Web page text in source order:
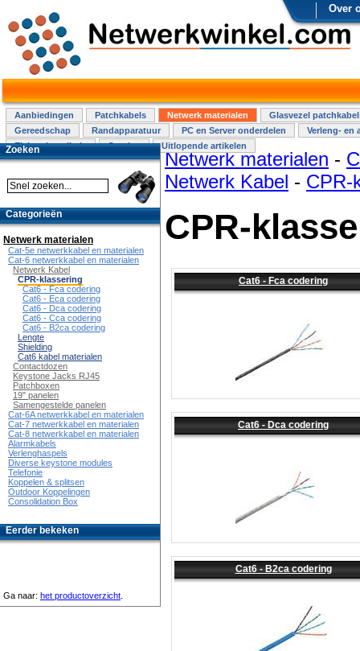
Over
Aanbiedingen Patchkabels Netwerk materialen
Glasvezel
Gereedschap
Randapparatuur PC en Server onderdelen
Verleng- en
Elektra installatie
Overige Uitlopende artikelen
Netwerk materialen -
Netwerk Kabel - CPR-
CPR-
Cat6 - Fca codering
Cat6 - Dca codering
Cat6 - B2ca codering
Zoeken
Categorieën
Netwerk materialen
Cat-5e netwerkkabel en materialen
Cat-6 netwerkkabel en materialen
Netwerk Kabel
CPR-klassering
Cat6 - Fca codering
Cat6 - Eca codering
Cat6 - Dca codering
Cat6 - Cca codering
Cat6 - B2ca codering
Lengte
Shielding
Cat6 kabel materialen
Contactdozen
Keystone Jacks RJ45
Patchboxen
19" panelen
Samengestelde panelen
Cat-6A netwerkkabel en materialen
Cat-7 netwerkkabel en materialen
Cat-8 netwerkkabel en materialen
Alarmkabels
Verlenghaspels
Diverse keystone modules
Telefonie
Koppelen & splitsen
Outdoor Koppelingen
Consolidation Box
Eerder bekeken
Ga naar: het productoverzicht